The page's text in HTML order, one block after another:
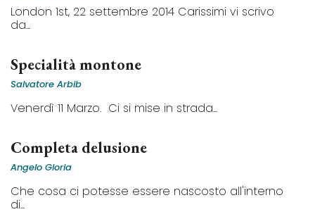
London 1st, 22 settembre 2014 Carissimi vi scrivo
da...
Specialità montone
Salvatore Arbib
Venerdì 11 Marzo. Ci si mise in strada...
Completa delusione
Angelo Gloria
Che cosa ci potesse essere nascosto all'interno
di...